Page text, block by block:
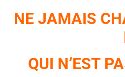
NE JAMAIS
QUI N’EST